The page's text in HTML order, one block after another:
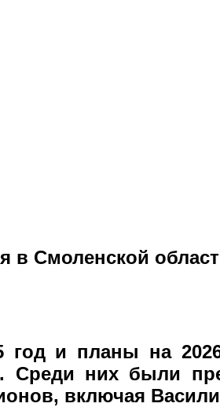
в Смоленской
год и планы на
Среди них были
включая